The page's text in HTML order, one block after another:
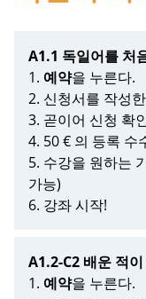
A1.1 독일어를 처
1. 예약을 누른다.
2. 신청서를 작성
3. 곧이어 신청 확
4. 50 € 의 등록 수
5. 수강을 원하는
가능)
6. 강좌 시작!
A1.2-C2 배운 적
1. 예약을 누른다.